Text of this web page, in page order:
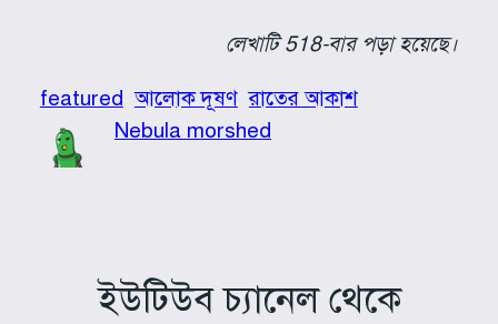
লেখাটি 518-বার পড়া হয়েছে।
featured আলোক দূষণ রাতের আকাশ
Nebula morshed
ইউটিউব চ্যানেল থেকে